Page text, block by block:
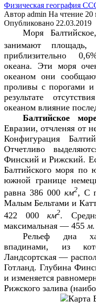
Физическая география
Автор admin На чтение 20
Опубликовано 22.03.2019
Моря
занимают
приблизительно
океана. Эти моря
океаном они
проливы с порогами
результате
океаном влияние
Балтийское
Евразии, отчленяя от
Конфигурация
Отчетливо
Финский и Рижский.
Балтийского моря
южной границе
равна 386 000 км2, С
Малым Бельтами и
422 000 км2.
максимальная — 455 м.
Рельеф дна
впадинами, из
Ландсортская —
Готланд. Глубина
и изменяется
Рижского залива